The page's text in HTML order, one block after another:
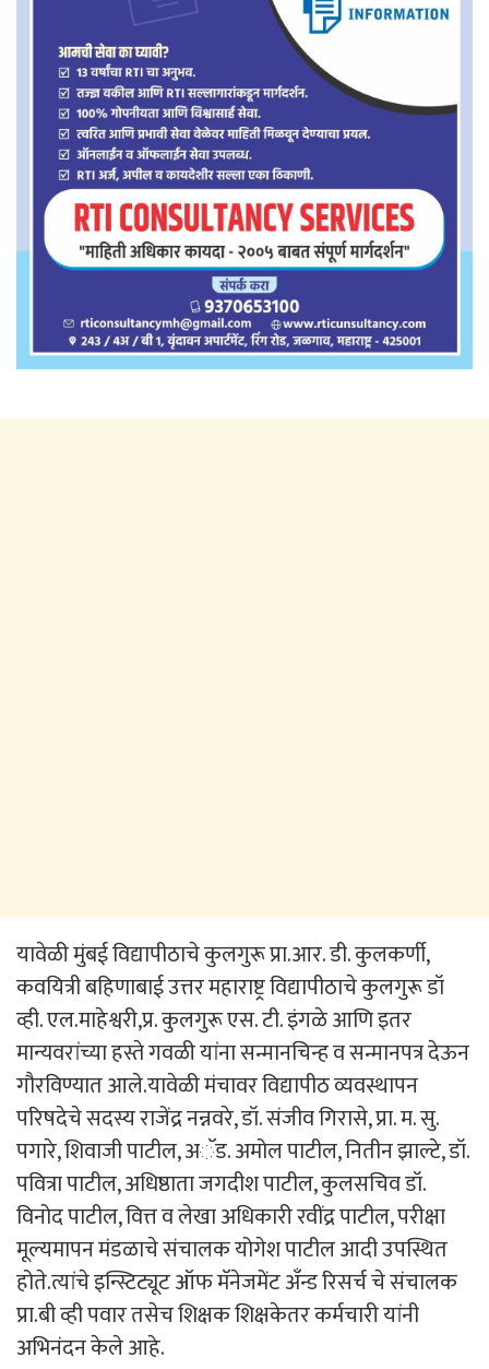
यावेळी मुंबई विद्यापीठाचे कुलगुरू प्रा.आर. डी. कुलकर्णी,
कवयित्री बहिणाबाई उत्तर महाराष्ट्र विद्यापीठाचे कुलगुरू डॉ
व्ही. एल.माहेश्वरी,प्र. कुलगुरू एस. टी. इंगळे आणि इतर
मान्यवरांच्या हस्ते गवळी यांना सन्मानचिन्ह व सन्मानपत्र देऊन
गौरविण्यात आले.यावेळी मंचावर विद्यापीठ व्यवस्थापन
परिषदेचे सदस्य राजेंद्र नन्नवरे, डॉ. संजीव गिरासे, प्रा. म. सु.
पगारे, शिवाजी पाटील, अॅड. अमोल पाटील, नितीन झाल्टे, डॉ.
पवित्रा पाटील, अधिष्ठाता जगदीश पाटील, कुलसचिव डॉ.
विनोद पाटील, वित्त व लेखा अधिकारी रवींद्र पाटील, परीक्षा
मूल्यमापन मंडळाचे संचालक योगेश पाटील आदी उपस्थित
होते.त्यांचे इन्स्टिट्यूट ऑफ मॅनेजमेंट अँन्ड रिसर्च चे संचालक
प्रा.बी व्ही पवार तसेच शिक्षक शिक्षकेतर कर्मचारी यांनी
अभिनंदन केले आहे.